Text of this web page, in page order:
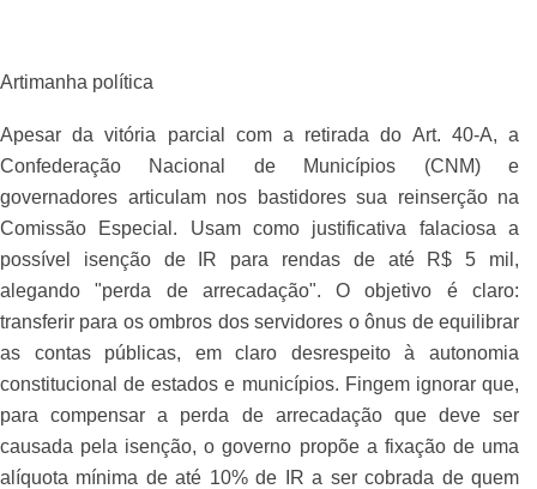
Artimanha política
Apesar da vitória parcial com a retirada do Art. 40-A, a
Confederação Nacional de Municípios (CNM) e
governadores articulam nos bastidores sua reinserção na
Comissão Especial. Usam como justificativa falaciosa a
possível isenção de IR para rendas de até R$ 5 mil,
alegando "perda de arrecadação". O objetivo é claro:
transferir para os ombros dos servidores o ônus de equilibrar
as contas públicas, em claro desrespeito à autonomia
constitucional de estados e municípios. Fingem ignorar que,
para compensar a perda de arrecadação que deve ser
causada pela isenção, o governo propõe a fixação de uma
alíquota mínima de até 10% de IR a ser cobrada de quem